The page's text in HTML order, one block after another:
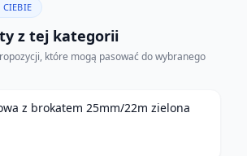
CIEBIE
z tej kategorii
które mogą pasować do wybranego
z brokatem 25mm/22m zielona